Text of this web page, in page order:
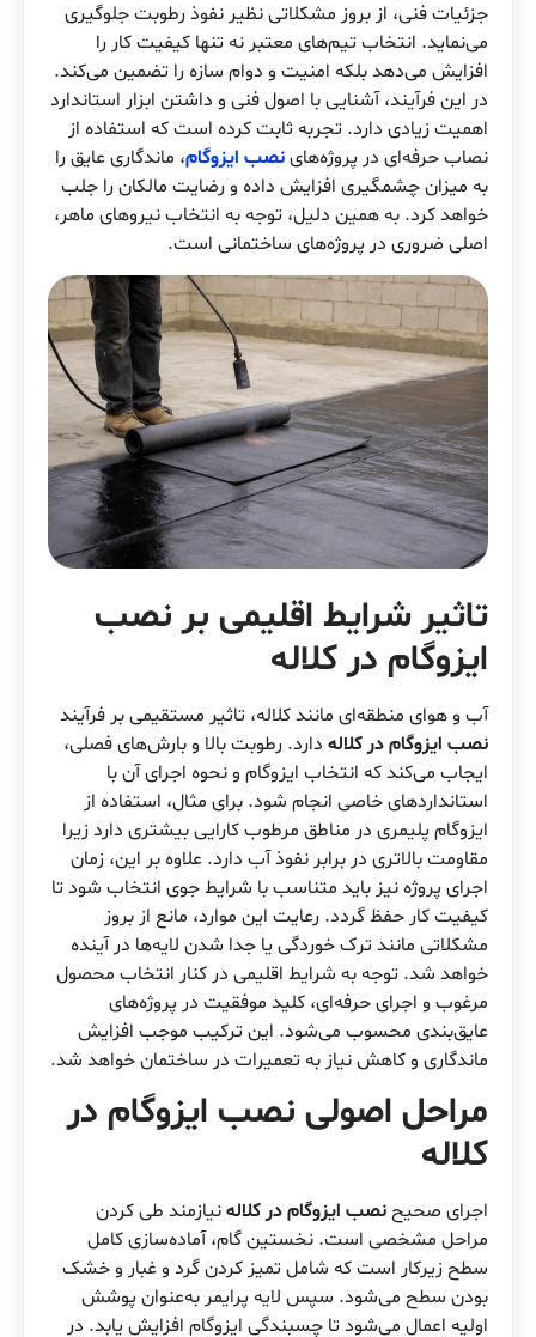
جزئیات فنی، از بروز مشکلاتی نظیر نفوذ رطوبت جلوگیری
می‌نماید. انتخاب تیم‌های معتبر نه تنها کیفیت کار را
افزایش می‌دهد بلکه امنیت و دوام سازه را تضمین می‌کند.
در این فرآیند، آشنایی با اصول فنی و داشتن ابزار استاندارد
اهمیت زیادی دارد. تجربه ثابت کرده است که استفاده از
نصاب حرفه‌ای در پروژه‌هاینصب ایزوگام، ماندگاری عایق را
به میزان چشمگیری افزایش داده و رضایت مالکان را جلب
خواهد کرد. به همین دلیل، توجه به انتخاب نیروهای ماهر،
اصلی ضروری در پروژه‌های ساختمانی است.
تاثیر شرایط اقلیمی بر نصب
ایزوگام در کلاله
آب و هوای منطقه‌ای مانند کلاله، تاثیر مستقیمی بر فرآیند
نصب ایزوگام در کلاله دارد. رطوبت بالا و بارش‌های فصلی،
ایجاب می‌کند که انتخاب ایزوگام و نحوه اجرای آن با
استانداردهای خاصی انجام شود. برای مثال، استفاده از
ایزوگام پلیمری در مناطق مرطوب کارایی بیشتری دارد زیرا
مقاومت بالاتری در برابر نفوذ آب دارد. علاوه بر این، زمان
اجرای پروژه نیز باید متناسب با شرایط جوی انتخاب شود تا
کیفیت کار حفظ گردد. رعایت این موارد، مانع از بروز
مشکلاتی مانند ترک خوردگی یا جدا شدن لایه‌ها در آینده
خواهد شد. توجه به شرایط اقلیمی در کنار انتخاب محصول
مرغوب و اجرای حرفه‌ای، کلید موفقیت در پروژه‌های
عایق‌بندی محسوب می‌شود. این ترکیب موجب افزایش
ماندگاری و کاهش نیاز به تعمیرات در ساختمان خواهد شد.
مراحل اصولی نصب ایزوگام در
کلاله
اجرای صحیحنصب ایزوگام در کلالهنیازمند طی کردن
مراحل مشخصی است. نخستین گام، آماده‌سازی کامل
سطح زیرکار است که شامل تمیز کردن گرد و غبار و خشک
بودن سطح می‌شود. سپس لایه پرایمر به‌عنوان پوشش
اولیه اعمال می‌شود تا چسبندگی ایزوگام افزایش یابد. در